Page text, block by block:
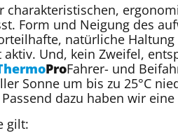
charakteristischen,
Form und Neigung des
natürliche
Und, kein Zweifel,
ProFahrer- und
Sonne um bis zu 25°C
dazu haben wir
gilt: